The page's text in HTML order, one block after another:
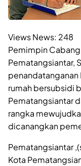
Views News: 248
Pemimpin
Pematangsiantar,
rumah bersubsidi
Pematangsiantar
rangka
dicanangkan
Pematangsiantar
Kota